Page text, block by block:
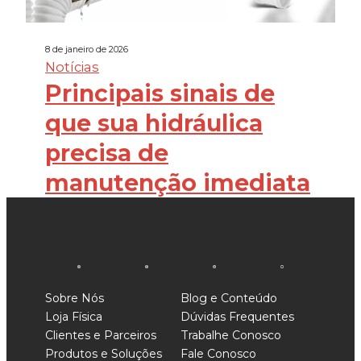
8 de janeiro de 2026
Notícias
Principais sinais de
que sua hidráulica
precisa de
manutenção imediata
Sobre Nós
Loja Física
Clientes e Parceiros
Produtos e Soluções
Blog e Conteúdo
Dúvidas Frequentes
Trabalhe Conosco
Fale Conosco